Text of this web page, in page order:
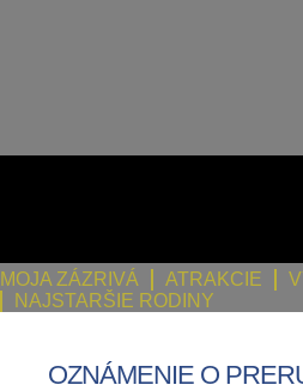
MOJA ZÁZRIVÁ ATRAKCIE
NAJSTARŠIE RODINY
OZNÁMENIE O